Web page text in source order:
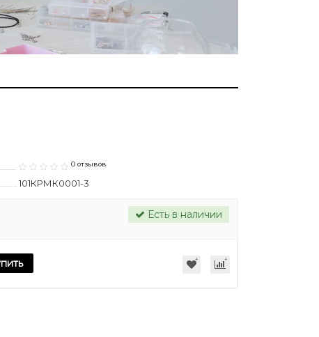
0 отзывов
101КРМК0001-3
Есть в наличии